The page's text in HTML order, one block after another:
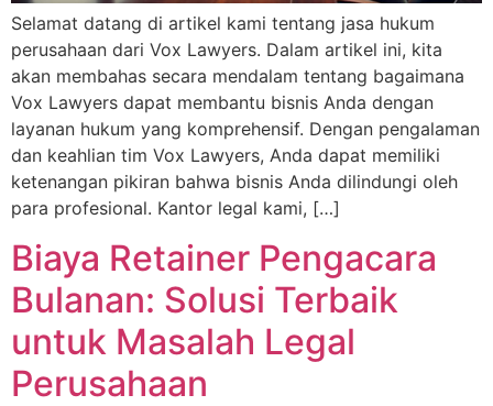
Selamat datang di artikel kami tentang jasa hukum
perusahaan dari Vox Lawyers. Dalam artikel ini, kita
akan membahas secara mendalam tentang bagaimana
Vox Lawyers dapat membantu bisnis Anda dengan
layanan hukum yang komprehensif. Dengan pengalaman
dan keahlian tim Vox Lawyers, Anda dapat memiliki
ketenangan pikiran bahwa bisnis Anda dilindungi oleh
para profesional. Kantor legal kami, […]
Biaya Retainer Pengacara
Bulanan: Solusi Terbaik
untuk Masalah Legal
Perusahaan